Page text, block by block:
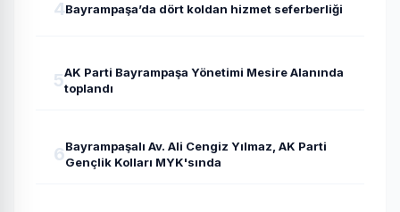
4Bayrampaşa’da dört koldan hizmet seferberliği
5AK Parti Bayrampaşa Yönetimi Mesire Alanında
toplandı
6Bayrampaşalı Av. Ali Cengiz Yılmaz, AK Parti
Gençlik Kolları MYK'sında